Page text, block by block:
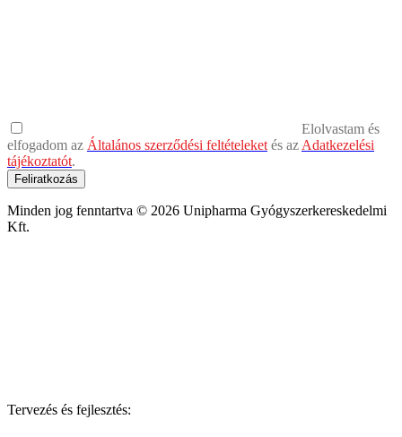
Elolvastam és
elfogadom az Általános szerződési feltételeket és az Adatkezelési
tájékoztatót.
Feliratkozás
Minden jog fenntartva © 2026 Unipharma Gyógyszerkereskedelmi
Kft.
Tervezés és fejlesztés: